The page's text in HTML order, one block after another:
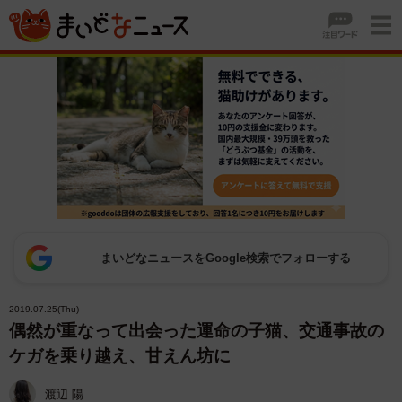
まいどなニュースをGoogle検索でフォローする
2019.07.25(Thu)
偶然が重なって出会った運命の子猫、交通事故の
ケガを乗り越え、甘えん坊に
渡辺 陽